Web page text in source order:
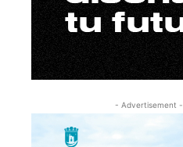
- Advertisement -